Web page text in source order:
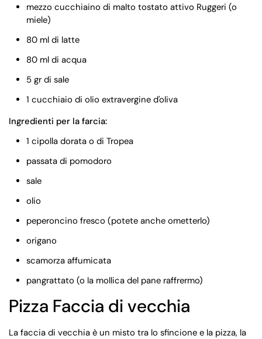
mezzo cucchiaino di malto tostato attivo Ruggeri (o
miele)
80 ml di latte
80 ml di acqua
5 gr di sale
1 cucchiaio di olio extravergine d'oliva
Ingredienti per la farcia:
1 cipolla dorata o di Tropea
passata di pomodoro
sale
olio
peperoncino fresco (potete anche ometterlo)
origano
scamorza affumicata
pangrattato (o la mollica del pane raffrermo)
Pizza Faccia di vecchia
La faccia di vecchia è un misto tra lo sfincione e la pizza, la